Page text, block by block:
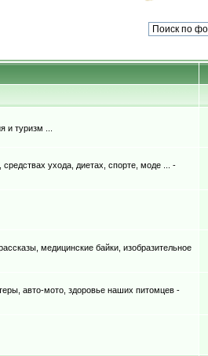
и туризм ...
ухода, диетах, спорте, моде ... -
медицинские байки, изобразительное
авто-мото, здоровье наших питомцев -